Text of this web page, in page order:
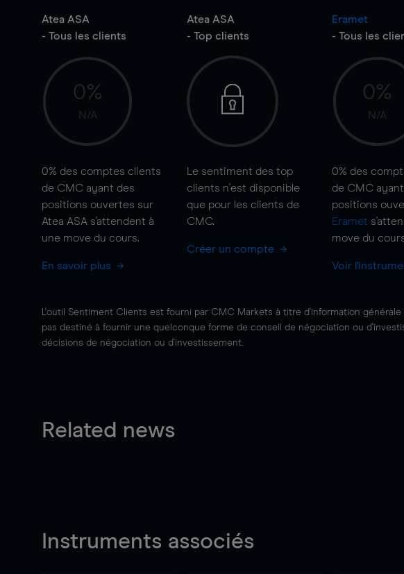
Atea ASA
- Tous les clients
0%
N/A
0% des comptes clients
de CMC ayant des
positions ouvertes sur
Atea ASA s'attendent à
une move du cours.
En savoir plus
Atea ASA
- Top clients
Le sentiment des top
clients n'est disponible
que pour les clients de
CMC.
Créer un compte
Eramet
- Tous les
0%
N/A
0% des
de CMC
positions
Eramet
move du
Voir
L'outil Sentiment Clients est fourni par CMC Markets à titre d'information
pas destiné à fournir une quelconque forme de conseil de négociation ou
décisions de négociation ou d'investissement.
Related news
Instruments associés